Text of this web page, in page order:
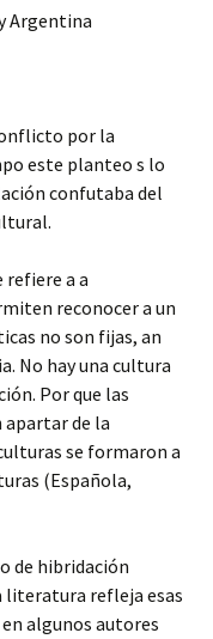
por la
este planteo s lo
confutaba del
refiere a a
reconocer a un
no son fijas, an
No hay una cultura
Por que las
de la
se formaron a
(Española,
de hibridación
literatura refleja esas
algunos autores